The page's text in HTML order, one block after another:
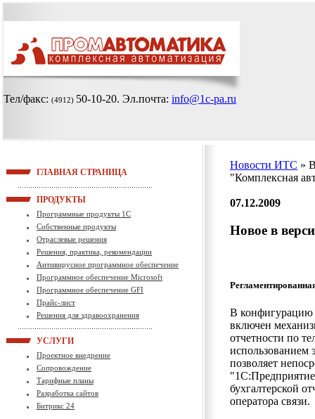
Тел/факс: (4912) 50-10-20. Эл.почта: info@1c-pa.ru
ГЛАВНАЯ СТРАНИЦА
ПРОДУКТЫ
Программные продукты 1С
Собственные продукты
Отраслевые решения
Решения, практика, рекомендации
Антивирусное программное обеспечение
Программное обеспечение Microsoft
Программное обеспечение GFI
Прайс-лист
Решения для здравоохранения
УСЛУГИ
Проектное внедрение
Сопровождение
Тарифные планы
Разработка сайтов
Битрикс 24
Новости ИТС »
"Комплексная
07.12.2009
Новое в
В конфигурацию
включен
отчетности по
позволяет
бухгалтерской
оператора связи.